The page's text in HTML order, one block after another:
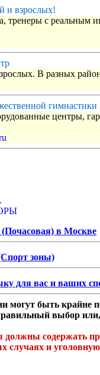
и взрослых!
тренеры с реальным
В разных
центры,
в Москве
зоны)
для вас и ваших
могут быть крайне
выбор
содержать
случаях и уголовную